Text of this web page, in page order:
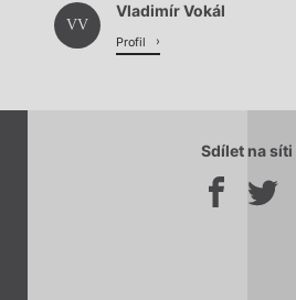
VV
Vladimír Vokál
Profil
Sdílet na síti